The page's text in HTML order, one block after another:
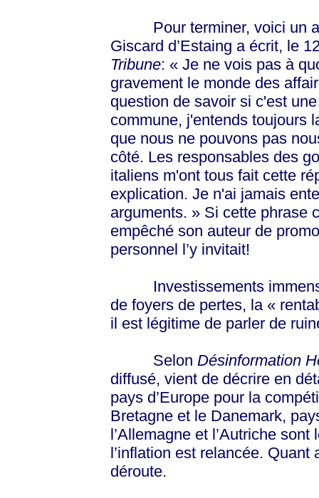
Pour terminer, voici un
Giscard d’Estaing a écrit, le
Tribune: « Je ne vois pas à
gravement le monde des
question de savoir si c'est
commune, j'entends toujours
que nous ne pouvons pas
côté. Les responsables des
italiens m'ont tous fait cette
explication. Je n'ai jamais
arguments. » Si cette phrase
empêché son auteur de
personnel l’y invitait!
Investissements
de foyers de pertes, la «
il est légitime de parler de
Selon Désinformation
diffusé, vient de décrire en
pays d’Europe pour la
Bretagne et le Danemark,
l’Allemagne et l’Autriche
l’inflation est relancée. Quant
déroute.